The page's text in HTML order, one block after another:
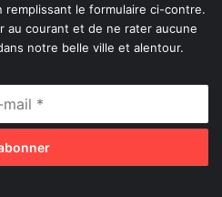
le formulaire ci-contre.
au courant et de ne rater aucune
notre belle ville et alentour.